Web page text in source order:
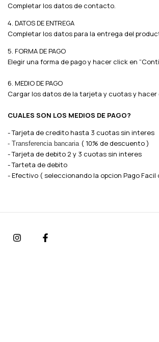
Completar los datos de contacto.
4. DATOS DE ENTREGA
Completar los datos para la entrega del
5. FORMA DE PAGO
Elegir una forma de pago y hacer click en
6. MEDIO DE PAGO
Cargar los datos de la tarjeta y cuotas y hacer
CUALES SON LOS MEDIOS DE PAGO?
- Tarjeta de credito hasta 3 cuotas sin interes
- Transferencia bancaria ( 10% de descuento )
- Tarjeta de debito 2 y 3 cuotas sin interes
- Tarteta de debito
- Efectivo ( seleccionando la opcion Pago Facil